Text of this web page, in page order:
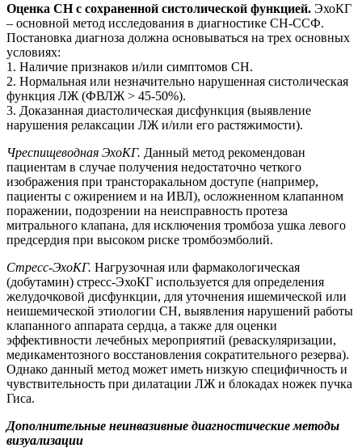
Оценка СН с сохраненной систолической функцией. ЭхоКГ
– основной метод исследования в диагностике СН-ССФ.
Постановка диагноза должна основываться на трех основных
условиях:
1. Наличие признаков и/или симптомов СН.
2. Нормальная или незначительно нарушенная систолическая
функция ЛЖ (ФВЛЖ > 45-50%).
3. Доказанная диастолическая дисфункция (выявление
нарушения релаксации ЛЖ и/или его растяжимости).
Чреспищеводная ЭхоКГ. Данный метод рекомендован
пациентам в случае получения недостаточно четкого
изображения при трансторакальном доступе (например,
пациенты с ожирением и на ИВЛ), осложненном клапанном
поражении, подозрении на неисправность протеза
митрального клапана, для исключения тромбоза ушка левого
предсердия при высоком риске тромбоэмболий.
Стресс-ЭхоКГ. Нагрузочная или фармакологическая
(добутамин) стресс-ЭхоКГ используется для определения
желудочковой дисфункции, для уточнения ишемической или
неишемической этиологии СН, выявления нарушений работы
клапанного аппарата сердца, а также для оценки
эффективности лечебных мероприятий (реваскуляризации,
медикаментозного восстановления сократительного резерва).
Однако данный метод может иметь низкую специфичность и
чувствительность при дилатации ЛЖ и блокадах ножек пучка
Гиса.
Дополнительные неинвазивные диагностические методы
визуализации